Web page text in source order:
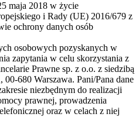
maja 2018 w życie
i Rady (UE) 2016/679 z
ochrony danych osób
osobowych pozyskanych w
zapytania w celu skorzystania z
Prawne sp. z o.o. z siedzibą
680 Warszawa. Pani/Pana dane
niezbędnym do realizacji
prawnej, prowadzenia
oraz w celach z niej